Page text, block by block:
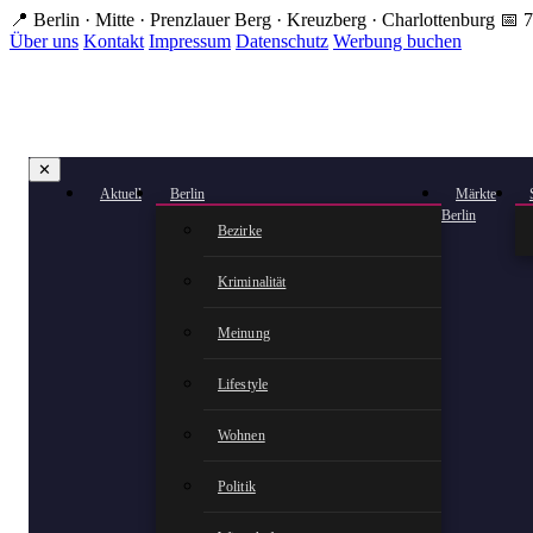
Zum
Hauptinhalt
📍 Berlin · Mitte · Prenzlauer Berg · Kreuzberg · Charlottenburg 📅
Über uns Kontakt Impressum Datenschutz Werbung buchen
✕
Aktuell Berlin
Bezirke
Kriminalität
Meinung
Lifestyle
Wohnen
Politik
Märkte
Berlin